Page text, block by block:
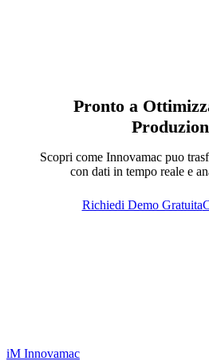
Pronto a
Scopri come Innovamac puo
con dati in tempo reale e
Richiedi Demo Gratuita
iM Innovamac